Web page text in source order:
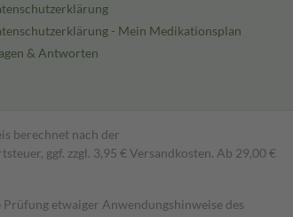
- Mein Medikationsplan
& Antworten
berechnet nach der
ggf. zzgl. 3,95 € Versandkosten. Ab 29,00 €
etwaiger Anwendungshinweise des